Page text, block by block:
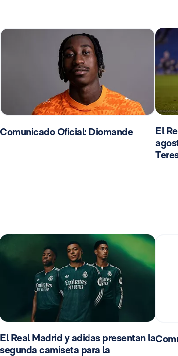
Comunicado Oficial: Diomande
El
El Real Madrid y adidas presentan la
segunda camiseta para la